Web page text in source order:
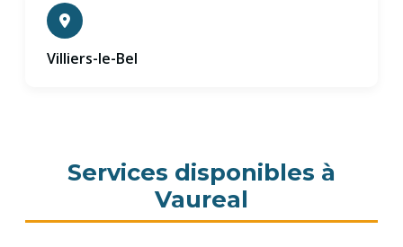
Villiers-le-Bel
Services disponibles à
Vaureal